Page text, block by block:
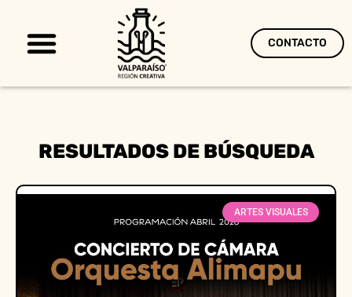
CONTACTO
RESULTADOS DE BÚSQUEDA
ARTES VISUALES